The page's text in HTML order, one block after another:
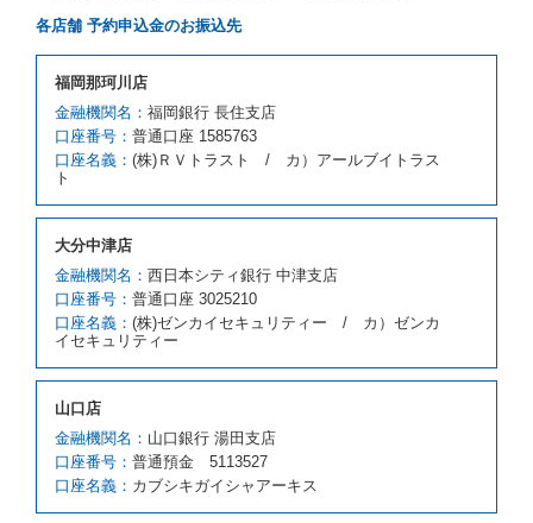
クラスを除き予約時と同一の借受条件でレンタカー提
携先の代替レンタカーを貸し渡すものとします。な
お、代替レンタカーの貸渡料金が予約された車種クラ
スの貸渡料金より高くなるときは、予約した車種クラ
スの貸渡料金によるものとし、予約された車種クラス
の貸渡料金より低くなるときは、当該代替レンタカー
の車種クラスの貸渡料金によるものとします。
を拒絶し、予約を取り消すことができるものとしま
前項の場合、第１項の貸渡しをすることができない原
因が、当社の責に帰する事由によるときには第４条第
４項の予約の取消しとして取り扱い、当社は受領済の
予約申込金を返還するものとします。
第３項の場合、第１項の貸渡しをすることができない
第５項の予約の取消しとして取り扱い、当社は受領済
の予約申込金を返還するものとします。
第６条（免責）
当社及び借受人は、予約が取り消され、又は貸渡契約
が締結されなかったことについて、第４条及び第５条
に定める場合を除き、相互に何らの請求をしないもの
各店舗 予約申込金のお振込先
福岡那珂川店
金融機関名： 福岡銀行 長住支店
口座番号： 普通口座 1585763
口座名義： (株)ＲＶトラスト / カ）アールブイトラス
ト
大分中津店
金融機関名： 西日本シティ銀行 中津支店
口座番号： 普通口座 3025210
口座名義： (株)ゼンカイセキュリティー / カ）ゼンカ
イセキュリティー
山口店
金融機関名： 山口銀行 湯田支店
口座番号： 普通預金 5113527
口座名義： カブシキガイシャアーキス